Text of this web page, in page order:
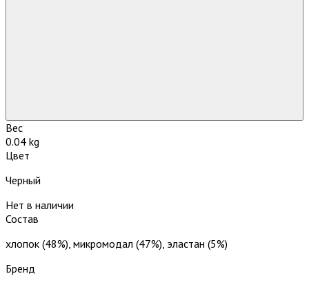
Вес
0.04 kg
Цвет
Черный
Нет в наличии
Состав
хлопок (48%), микромодал (47%), эластан (5%)
Бренд